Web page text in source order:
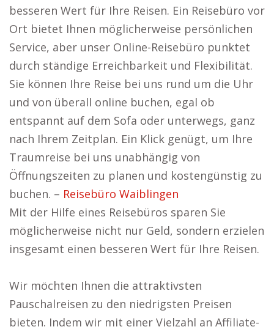
besseren Wert für Ihre Reisen. Ein Reisebüro vor
Ort bietet Ihnen möglicherweise persönlichen
Service, aber unser Online-Reisebüro punktet
durch ständige Erreichbarkeit und Flexibilität.
Sie können Ihre Reise bei uns rund um die Uhr
und von überall online buchen, egal ob
entspannt auf dem Sofa oder unterwegs, ganz
nach Ihrem Zeitplan. Ein Klick genügt, um Ihre
Traumreise bei uns unabhängig von
Öffnungszeiten zu planen und kostengünstig zu
buchen. – Reisebüro Waiblingen
Mit der Hilfe eines Reisebüros sparen Sie
möglicherweise nicht nur Geld, sondern erzielen
insgesamt einen besseren Wert für Ihre Reisen.
Wir möchten Ihnen die attraktivsten
Pauschalreisen zu den niedrigsten Preisen
bieten. Indem wir mit einer Vielzahl an Affiliate-